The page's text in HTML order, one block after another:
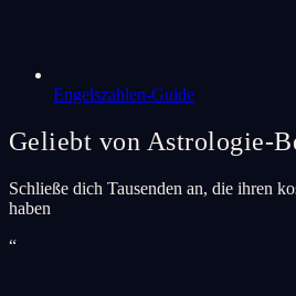
Engelszahlen-Guide
Geliebt von Astrologie-
Schließe dich Tausenden an, die ihren
haben
“